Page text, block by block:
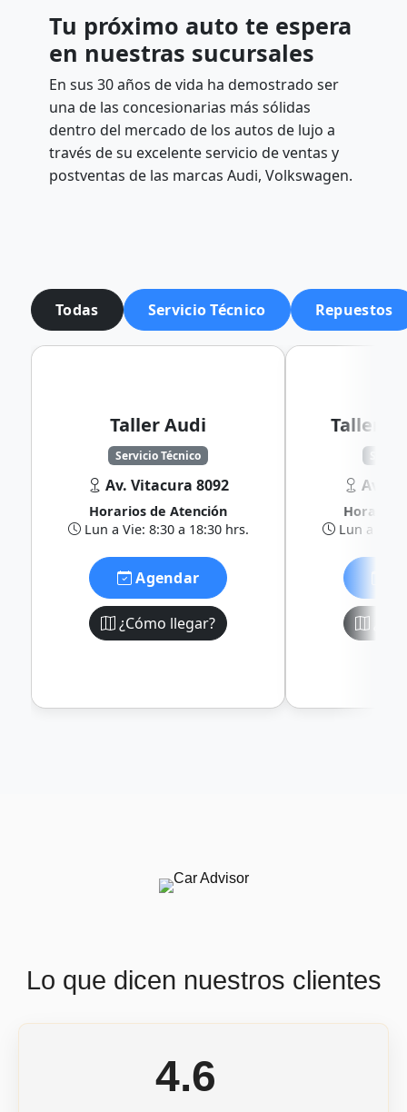
Tu próximo auto te espera
en nuestras sucursales
En sus 30 años de vida ha demostrado ser
una de las concesionarias más sólidas
dentro del mercado de los autos de lujo a
través de su excelente servicio de ventas y
postventas de las marcas Audi, Volkswagen.
Todas Servicio Técnico Repuestos
Taller Audi
Servicio Técnico
Av. Vitacura 8092
Horarios de Atención
Lun a Vie: 8:30 a 18:30 hrs.
Agendar
¿Cómo llegar?
Taller
Av
Horarios
Lun a Vie:
Lo que dicen nuestros clientes
4.6